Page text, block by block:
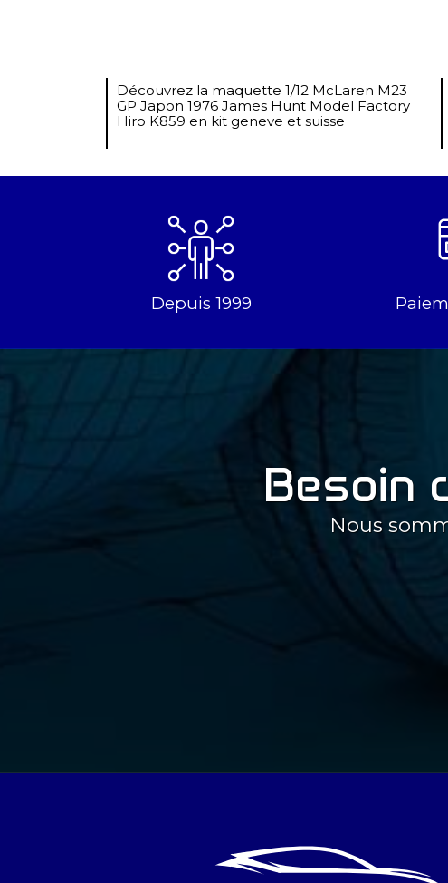
Découvrez la maquette 1/12 McLaren M23
GP Japon 1976 James Hunt Model Factory
Hiro K859 en kit geneve et suisse
Depuis 1999
Besoin
Nous